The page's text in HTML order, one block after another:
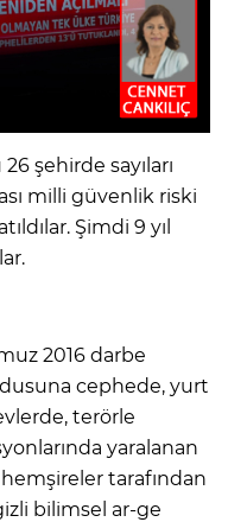
şehirde sayıları
milli güvenlik riski
Şimdi 9 yıl
2016 darbe
cephede, yurt
terörle
yaralanan
tarafından
bilimsel ar-ge